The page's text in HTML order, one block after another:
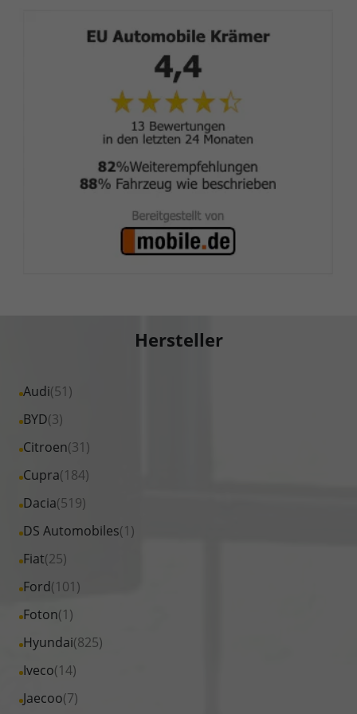
Hersteller
Audi(51)
Alle
Fahrzeuge
Audi
anzeigen
BYD(3)
Alle
Fahrzeuge
BYD
anzeigen
Citroen(31)
Alle
Fahrzeuge
Citroen
anzeigen
Cupra(184)
Alle
Fahrzeuge
Cupra
anzeigen
Dacia(519)
Alle
Fahrzeuge
Dacia
anzeigen
DS Automobiles(1)
Alle
Fahrzeuge
DS
Automobiles
anzeigen
Fiat(25)
Alle
Fahrzeuge
Fiat
anzeigen
Ford(101)
Alle
Fahrzeuge
Ford
anzeigen
Foton(1)
Alle
Fahrzeuge
Foton
anzeigen
Hyundai(825)
Alle
Fahrzeuge
Hyundai
Iveco(14)
Alle
Fahrzeuge
Jaecoo(7)
Alle